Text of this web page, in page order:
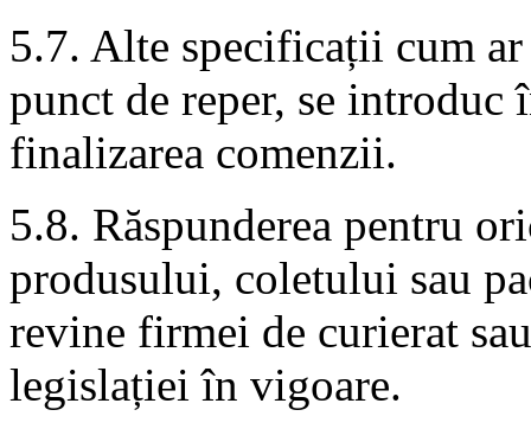
5.7. Alte specificații cum
punct de reper, se introduc
finalizarea comenzii.
5.8. Răspunderea pentru
produsului, coletului sau
revine firmei de curierat
legislației în vigoare.